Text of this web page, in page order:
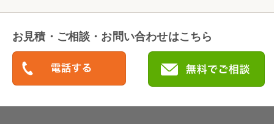
お見積・ご相談・お問い合わせはこちら